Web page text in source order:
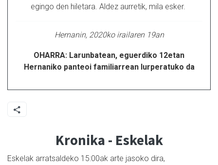
egingo den hiletara. Aldez aurretik, mila esker.
Hernanin, 2020ko irailaren 19an
OHARRA: Larunbatean, eguerdiko 12etan
Hernaniko panteoi familiarrean lurperatuko da
Kronika - Eskelak
Eskelak arratsaldeko 15:00ak arte jasoko dira,